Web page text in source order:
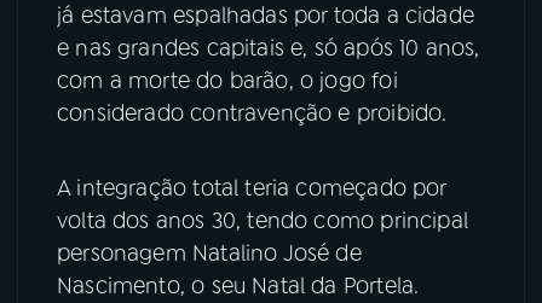
já estavam espalhadas por toda a cidade
e nas grandes capitais e, só após 10 anos,
com a morte do barão, o jogo foi
considerado contravenção e proibido.
A integração total teria começado por
volta dos anos 30, tendo como principal
personagem Natalino José de
Nascimento, o seu Natal da Portela.